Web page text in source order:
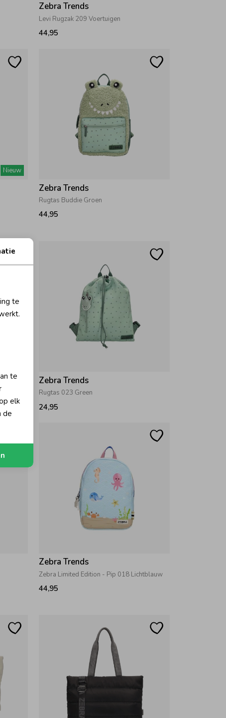
Zebra Trends
Levi Rugzak 209 Voertuigen
44,95
Nieuw
Zebra Trends
Rugtas Buddie Groen
44,95
Zebra Trends
Rugtas 023 Green
24,95
Zebra Trends
Zebra Limited Edition - Pip 018 Lichtblauw
44,95
te
te
elk
de